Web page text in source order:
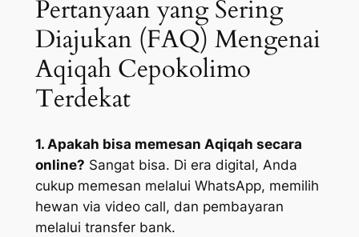
Pertanyaan yang Sering
Diajukan (FAQ) Mengenai
Aqiqah Cepokolimo
Terdekat
1. Apakah bisa memesan Aqiqah secara
online? Sangat bisa. Di era digital, Anda
cukup memesan melalui WhatsApp, memilih
hewan via video call, dan pembayaran
melalui transfer bank.